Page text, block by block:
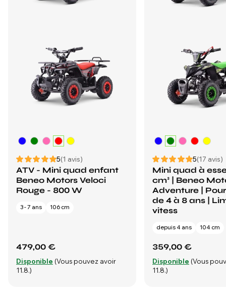
5(1 avis)
ATV - Mini quad enfant
Beneo Motors Veloci
Rouge - 800 W
3 - 7 ans 106 cm
479,00 €
Disponible (Vous pouvez avoir
11.8.)
5(17 avis)
Mini quad à
cm³ | Beneo
Adventure |
de 4 à 8 ans |
vitess
depuis 4 ans 104 cm
359,00 €
Disponible (Vous
11.8.)